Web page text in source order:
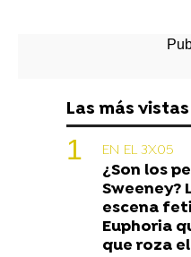
Las más vistas
EN EL 3X05
¿Son los
Sweeney?
escena
Euphoria
que roza